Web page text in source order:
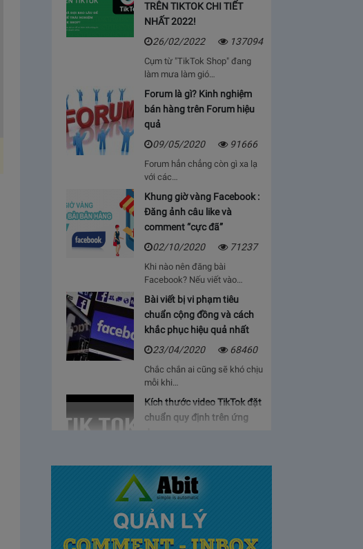
TRÊN TIKTOK CHI TIẾT
NHẤT 2022!
26/02/2022
137094
Cụm từ "TikTok Shop" đang
làm mưa làm gió…
Forum là gì? Kinh nghiệm
bán hàng trên Forum hiệu
quả
09/05/2020
91666
Forum hẳn chẳng còn gì xa lạ
với các…
Khung giờ vàng Facebook :
Đăng ảnh câu like và
comment “cực đã”
02/10/2020
71237
Khi nào nên đăng bài
Facebook? Nếu viết vào…
Bài viết bị vi phạm tiêu
chuẩn cộng đồng và cách
khắc phục hiệu quả nhất
23/04/2020
68460
Chắc chắn ai cũng sẽ khó chịu
mỗi khi…
Kích thước video TikTok đặt
chuẩn quy định trên ứng
Bạn sẽ cảm thấy mệt mỏi, vì cứ
phải…
Bảng giá lượt view Youtube
tại Việt Nam và Hoa kỳ mới